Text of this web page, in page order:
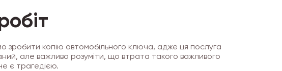
зробити копію автомобільного ключа, адже ця послуга
але важливо розуміти, що втрата такого важливого
є трагедією.